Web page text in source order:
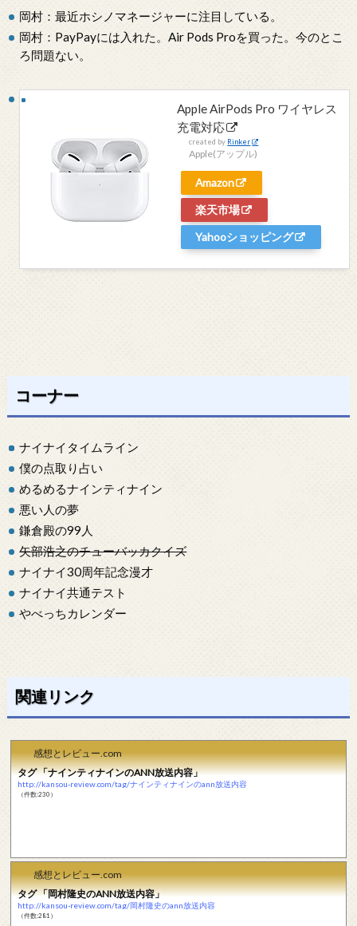
岡村：最近ホシノマネージャーに注目している。
岡村：PayPayには入れた。Air Pods Proを買った。今のとこ
ろ問題ない。
Apple AirPods Pro ワイヤレス
充電対応
created by Rinker
Apple(アップル)
Amazon
楽天市場
Yahooショッピング
コーナー
ナイナイタイムライン
僕の点取り占い
めるめるナインティナイン
悪い人の夢
鎌倉殿の99人
矢部浩之のチューバッカクイズ
ナイナイ30周年記念漫才
ナイナイ共通テスト
やべっちカレンダー
関連リンク
感想とレビュー.com
タグ 「ナインティナインのANN放送内容」
http://kansou-review.com/tag/ナインティナインのann放送内容
（件数:230）
感想とレビュー.com
タグ 「岡村隆史のANN放送内容」
http://kansou-review.com/tag/岡村隆史のann放送内容
（件数:281）